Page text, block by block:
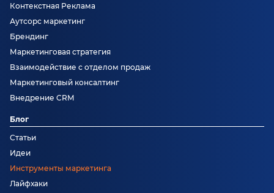
Контекстная Реклама
Аутсорс маркетинг
Брендинг
Маркетинговая стратегия
Взаимодействие с отделом продаж
Маркетинговый консалтинг
Внедрение CRM
Блог
Статьи
Идеи
Инструменты маркетинга
Лайфхаки